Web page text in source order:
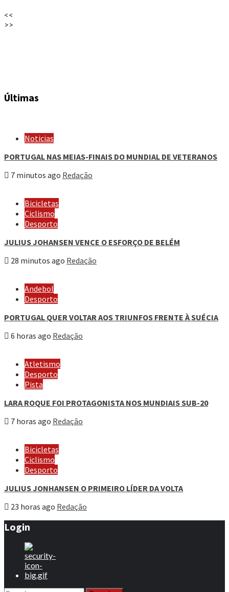
<<
>>
Últimas
Noticias
PORTUGAL NAS MEIAS-FINAIS DO MUNDIAL DE VETERANOS
7 minutos ago Redação
Bicicletas
Ciclismo
Desporto
JULIUS JOHANSEN VENCE O ESFORÇO DE BELÉM
28 minutos ago Redação
Andebol
Desporto
PORTUGAL QUER VOLTAR AOS TRIUNFOS FRENTE À SUÉCIA
6 horas ago Redação
Atletismo
Desporto
Pista
LARA ROQUE FOI PROTAGONISTA NOS MUNDIAIS SUB-20
7 horas ago Redação
Bicicletas
Ciclismo
Desporto
JULIUS JONHANSEN O PRIMEIRO LÍDER DA VOLTA
23 horas ago Redação
Login